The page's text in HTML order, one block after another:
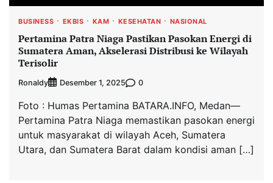
BUSINESS EKBIS KAM KESEHATAN NASIONAL
Pertamina Patra Niaga Pastikan Pasokan Energi di
Sumatera Aman, Akselerasi Distribusi ke Wilayah
Terisolir
Ronaldy Desember 1, 2025 0
Foto : Humas Pertamina BATARA.INFO, Medan—
Pertamina Patra Niaga memastikan pasokan energi
untuk masyarakat di wilayah Aceh, Sumatera
Utara, dan Sumatera Barat dalam kondisi aman […]